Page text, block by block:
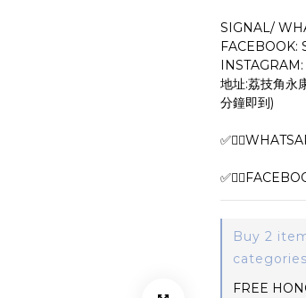
SIGNAL/
FACEBOOK:
地址:荔技角永
分鐘即到)
Buy 2
categories
FREE